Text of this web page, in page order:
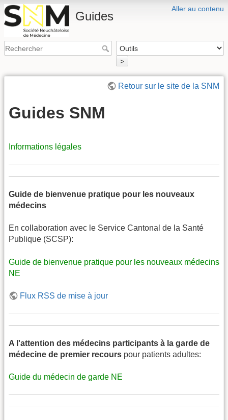
Aller au contenu
Guides
>
Retour sur le site de la SNM
Guides SNM
Informations légales
Guide de bienvenue pratique pour les nouveaux
médecins
En collaboration avec le Service Cantonal de la Santé
Publique (SCSP):
Guide de bienvenue pratique pour les nouveaux médecins
NE
Flux RSS de mise à jour
A l'attention des médecins participants à la garde de
médecine de premier recours pour patients adultes:
Guide du médecin de garde NE